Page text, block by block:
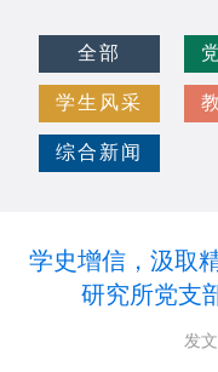
全部
学生风采
综合新闻
学史增信，汲取
研究所党支
发